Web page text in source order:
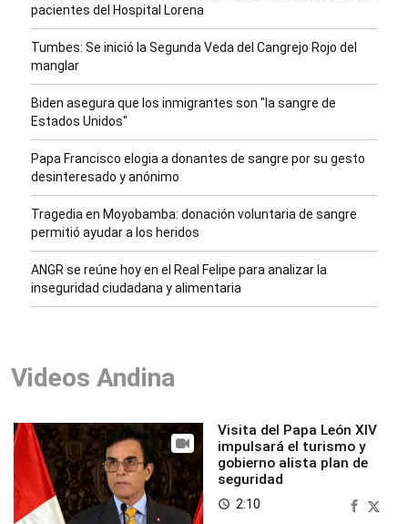
pacientes del Hospital Lorena
Tumbes: Se inició la Segunda Veda del Cangrejo Rojo del
manglar
Biden asegura que los inmigrantes son "la sangre de
Estados Unidos"
Papa Francisco elogia a donantes de sangre por su gesto
desinteresado y anónimo
Tragedia en Moyobamba: donación voluntaria de sangre
permitió ayudar a los heridos
ANGR se reúne hoy en el Real Felipe para analizar la
inseguridad ciudadana y alimentaria
Videos Andina
Visita del Papa León XIV
impulsará el turismo y
gobierno alista plan de
seguridad
access_time 2:10